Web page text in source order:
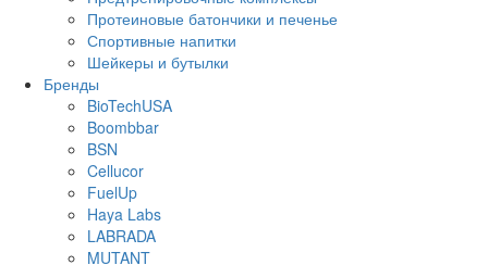
Протеиновые батончики и печенье
Спортивные напитки
Шейкеры и бутылки
Бренды
BioTechUSA
Boombbar
BSN
Cellucor
FuelUp
Haya Labs
LABRADA
MUTANT